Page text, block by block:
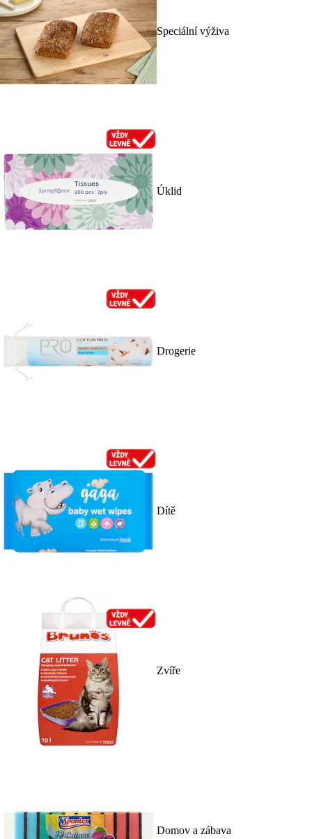
Speciální výživa
Úklid
Drogerie
Dítě
Zvíře
Domov a zábava